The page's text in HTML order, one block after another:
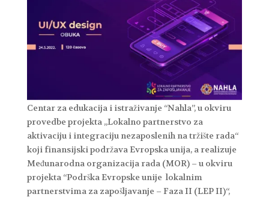
Centar za edukacija i istraživanje “Nahla”, u okviru
provedbe projekta „Lokalno partnerstvo za
aktivaciju i integraciju nezaposlenih na tržište rada“
koji finansijski podržava Evropska unija, a realizuje
Međunarodna organizacija rada (MOR) – u okviru
projekta “Podrška Evropske unije lokalnim
partnerstvima za zapošljavanje – Faza II (LEP II)“,